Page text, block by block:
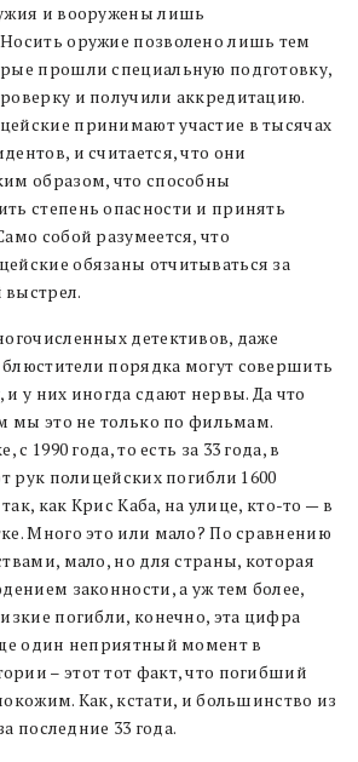
и вооружены лишь
оружие позволено лишь тем
прошли специальную подготовку,
и получили аккредитацию.
принимают участие в тысячах
и считается, что они
образом, что способны
степень опасности и принять
собой разумеется, что
обязаны отчитываться за
детективов, даже
порядка могут совершить
у них иногда сдают нервы. Да что
мы это не только по фильмам.
с 1990 года, то есть за 33 года, в
рук полицейских погибли 1600
как Крис Каба, на улице, кто-то — в
Много это или мало? По сравнению
мало, но для страны, которая
законности, а уж тем более,
погибли, конечно, эта цифра
один неприятный момент в
– этот тот факт, что погибший
Как, кстати, и большинство из
последние 33 года.